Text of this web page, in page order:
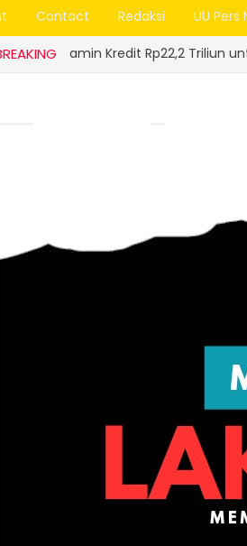
Contact Redaksi UU Pers
Rp22,2 Triliun untuk 210 Ribu